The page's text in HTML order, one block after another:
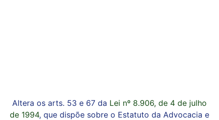
Altera os arts. 53 e 67 da Lei nº 8.906, de 4 de julho
de 1994, que dispõe sobre o Estatuto da Advocacia e